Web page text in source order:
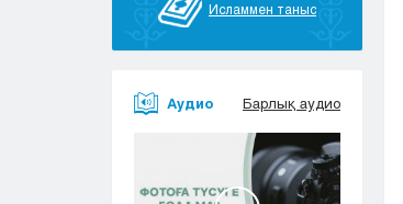
Исламмен таныс
Аудио Барлық аудио